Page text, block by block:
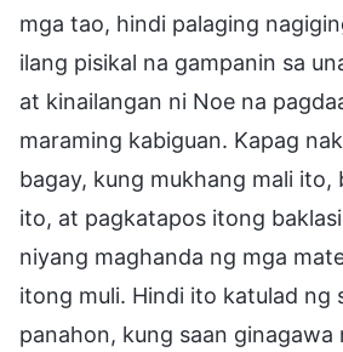
mga tao, hindi palaging
ilang pisikal na gampanin sa
at kinailangan ni Noe na
maraming kabiguan. Kapag
bagay, kung mukhang mali ito,
ito, at pagkatapos itong
niyang maghanda ng mga
itong muli. Hindi ito katulad ng
panahon, kung saan